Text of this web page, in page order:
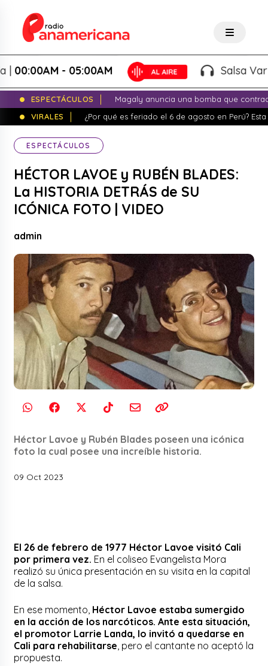
- 05:00AM Salsa Variada
ESPECTÁCULOS
Magaly anuncia una bomba que
VIRALES
¿Por qué es feriado el 6 de agosto en Perú?
ESPECTÁCULOS
HÉCTOR LAVOE y RUBÉN BLADES:
La HISTORIA DETRÁS de SU
ICÓNICA FOTO | VIDEO
admin
Héctor Lavoe y Rubén Blades poseen una icónica
foto la cual posee una increíble historia.
09 Oct 2023
El 26 de febrero de 1977 Héctor Lavoe visitó Cali
por primera vez. En el coliseo Evangelista Mora
realizó su única presentación en su visita en la capital
de la salsa.
En ese momento, Héctor Lavoe estaba sumergido
en la acción de los narcóticos. Ante esta situación,
el promotor Larrie Landa, lo invitó a quedarse en
Cali para rehabilitarse , pero el cantante no aceptó la
propuesta.